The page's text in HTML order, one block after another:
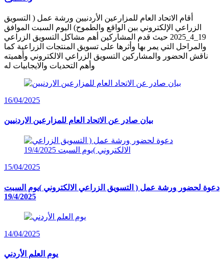
أقام الاتحاد العام للمزارعين الأردنيين ورشة عمل ( التسويق
الزراعي الإلكتروني بين الواقع والطموح) اليوم السبت الموافق
19_4_2025 حيث قدم المشاركين أهم مشاكل التسويق الزراعي
والمراحل التي يمر بها وأثرها على تسويق المنتجات الزراعية كما
ناقش الحضور والمشاركين التسويق الزراعي الالكتروني وأهميته
وأهم التحديات والايجابيات له
16/04/2025
بيان صادر عن الاتحاد العام للمزارعين الاردنيين
15/04/2025
دعوة لحضور ورشة عمل ( التسويق الزراعي الالكتروني )يوم السبت
19/4/2025
14/04/2025
يوم العلم الأردني